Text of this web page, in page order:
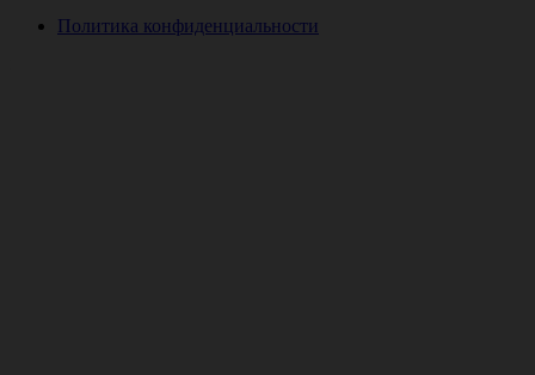
Политика конфиденциальности